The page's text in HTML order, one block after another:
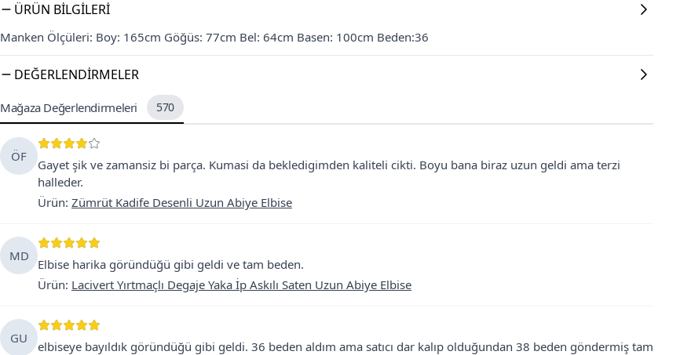
ÜRÜN BILGILERI
Manken Ölçüleri: Boy: 165cm Göğüs: 77cm Bel: 64cm Basen: 100cm Beden:36
DEĞERLENDIRMELER
Mağaza Değerlendirmeleri 570
ÖF
Gayet şik ve zamansiz bi parça. Kumasi da bekledigimden kaliteli cikti. Boyu bana biraz uzun geldi ama terzi
halleder.
Ürün: Zümrüt Kadife Desenli Uzun Abiye Elbise
MD
Elbise harika göründüğü gibi geldi ve tam beden.
Ürün: Lacivert Yırtmaçlı Degaje Yaka İp Askılı Saten Uzun Abiye Elbise
GU
elbiseye bayıldık göründüğü gibi geldi. 36 beden aldım ama satıcı dar kalıp olduğundan 38 beden göndermiş tam